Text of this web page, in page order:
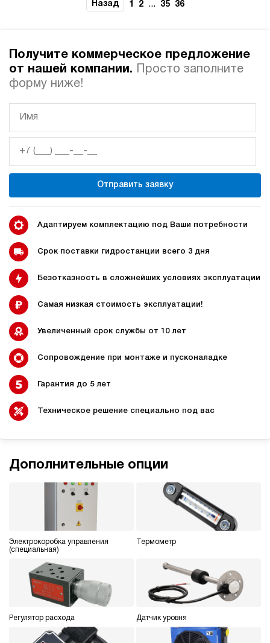
Назад 1 2 ... 35 36
Получите коммерческое предложение
от нашей компании.
Просто заполните
форму ниже!
Отправить заявку
Адаптируем комплектацию под Ваши потребности
Срок поставки гидростанции всего 3 дня
Безотказность в сложнейших условиях эксплуатации
Самая низкая стоимость эксплуатации!
Увеличенный срок службы от 10 лет
Сопровождение при монтаже и пусконаладке
Гарантия до 5 лет
Техническое решение специально под вас
Дополнительные опции
Электрокоробка управления
(специальная)
Термометр
Регулятор расхода Датчик уровня